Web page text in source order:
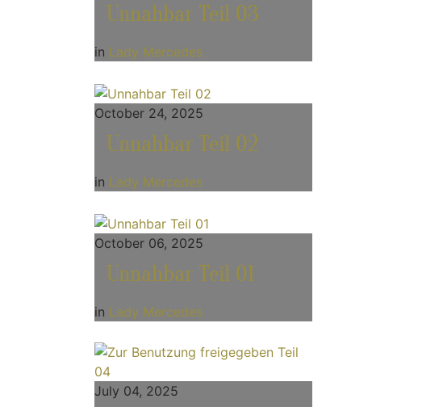
Unnahbar Teil 03
in Lady Mercedes
October 24, 2025
Unnahbar Teil 02
in Lady Mercedes
October 06, 2025
Unnahbar Teil 01
in Lady Mercedes
July 04, 2025